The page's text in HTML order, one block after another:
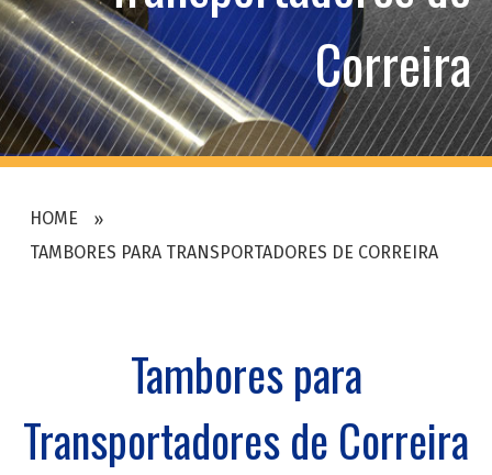
Correira
HOME
TAMBORES PARA TRANSPORTADORES DE CORREIRA
Tambores para
Transportadores de Correira